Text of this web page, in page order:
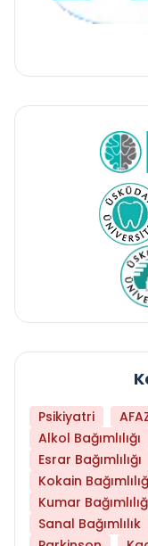
Psikiyatri
Alkol Bağımlılığı
Esrar Bağımlılığı
Kokain
Kumar
Sanal Bağımlılık